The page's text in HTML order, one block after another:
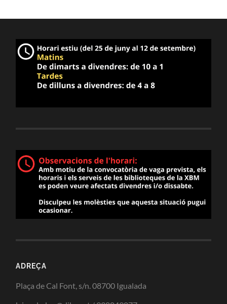
ADREÇA
Plaça de Cal Font, s/n. 08700 Igualada